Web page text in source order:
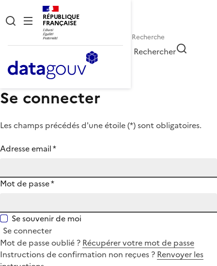
RÉPUBLIQUE
FRANÇAISE
Rechercher
Se connecter
Les champs précédés d'une étoile (*) sont obligatoires.
Adresse email*
Mot de passe*
Se souvenir de moi
Se connecter
Mot de passe oublié ? Récupérer votre mot de passe
Instructions de confirmation non reçues ? Renvoyer les